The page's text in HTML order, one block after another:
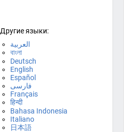
Другие языки:
العربية
বাংলা
Deutsch
English
Español
فارسی
Français
हिन्दी
Bahasa Indonesia
Italiano
日本語